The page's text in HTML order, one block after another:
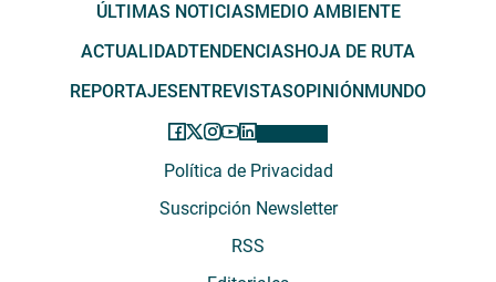
ÚLTIMAS NOTICIAS MEDIO AMBIENTE
ACTUALIDADTENDENCIAS HOJA DE RUTA
REPORTAJES ENTREVISTASOPINIÓN MUNDO
Política de Privacidad
Suscripción Newsletter
RSS